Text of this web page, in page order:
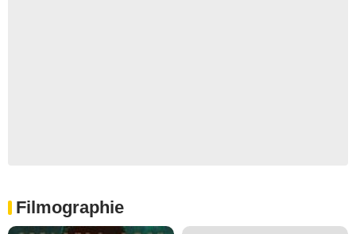
Filmographie